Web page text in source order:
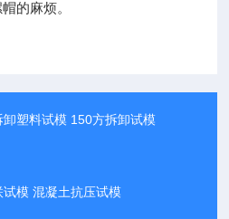
的麻烦。
卸塑料试模 150方拆卸试模
试模 混凝土抗压试模